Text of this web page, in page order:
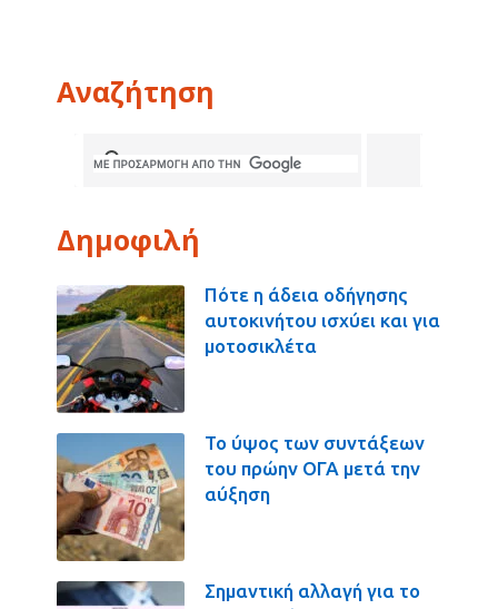
Αναζήτηση
Δημοφιλή
Πότε η άδεια οδήγησης
αυτοκινήτου ισχύει και για
μοτοσικλέτα
Το ύψος των συντάξεων
του πρώην ΟΓΑ μετά την
αύξηση
Σημαντική αλλαγή για το